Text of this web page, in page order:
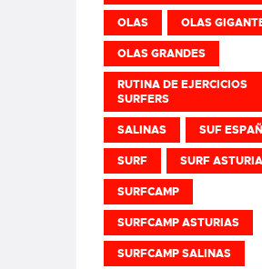
OLAS OLAS
OLAS GRANDES
RUTINA DE EJERCICIOS
SURFERS
SALINAS SUF
SURF SURF
SURFCAMP
SURFCAMP ASTURIAS
SURFCAMP SALINAS